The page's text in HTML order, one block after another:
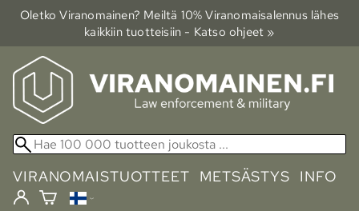
Oletko Viranomainen? Meiltä 10% Viranomais­alennus lähes
kaikkiin tuotteisiin - Katso ohjeet »
VIRANOMAISTUOTTEET METSÄSTYS INFO